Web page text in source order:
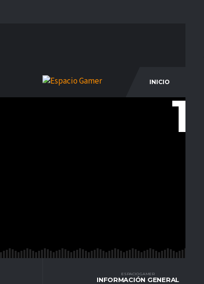
INICIO
10
ESPACIO GAMER
INFORMACIÓN GENERAL